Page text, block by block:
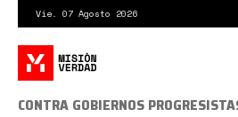
contenido
principal
Vie. 07 Agosto 2026
CONTRA GOBIERNOS